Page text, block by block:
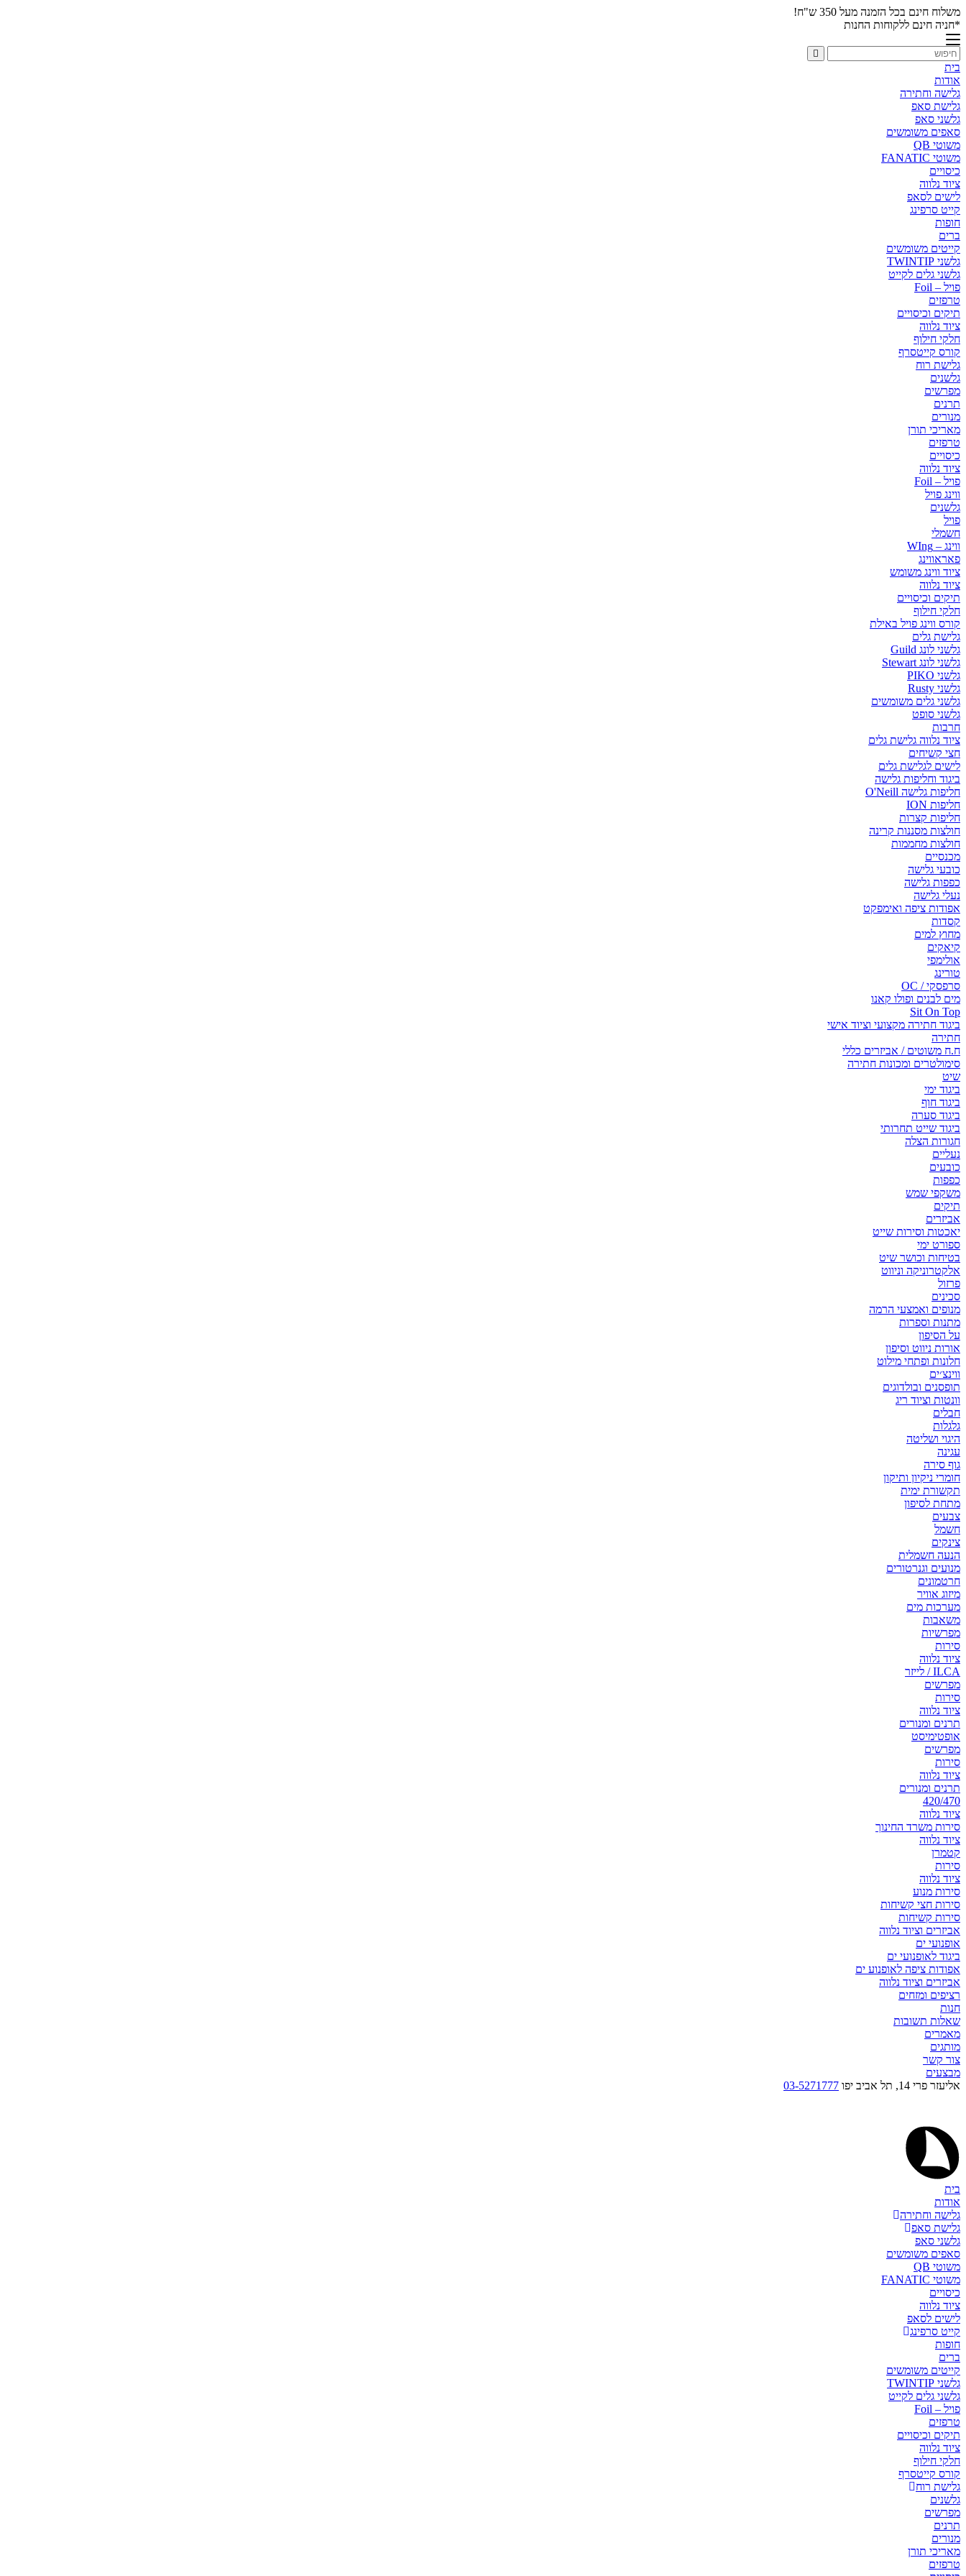
משלוח חינם בכל הזמנה מעל 350 ש"ח!
*חניה חינם ללקוחות החנות
בית
אודות
גלישה וחתירה
גלישת סאפ
גלשני סאפ
סאפים משומשים
משוטי QB
משוטי FANATIC
כיסויים
ציוד נלווה
לישים לסאפ
קייט סרפינג
חופות
ברים
קייטים משומשים
גלשני TWINTIP
גלשני גלים לקייט
פויל – Foil
טרפזים
תיקים וכיסויים
ציוד נלווה
חלקי חילוף
קורס קייטסרף
גלישת רוח
גלשנים
מפרשים
תרנים
מנורים
מאריכי תורן
טרפזים
כיסויים
ציוד נלווה
פויל – Foil
ווינג פויל
גלשנים
פויל
חשמלי
ווינג – WIng
פאראווינג
ציוד ווינג משומש
ציוד נלווה
תיקים וכיסויים
חלקי חילוף
קורס ווינג פויל באילת
גלישת גלים
גלשני לונג Guild
גלשני לונג Stewart
גלשני PIKO
גלשני Rusty
גלשני גלים משומשים
גלשני סופט
חרבות
ציוד נלווה גלישת גלים
חצי קשיחים
לישים לגלישת גלים
ביגוד וחליפות גלישה
חליפות גלישה O'Neill
חליפות ION
חליפות קצרות
חולצות מסננות קרינה
חולצות מחממות
מכנסיים
כובעי גלישה
כפפות גלישה
נעלי גלישה
אפודות ציפה ואימפקט
קסדות
מחוץ למים
קיאקים
אולימפי
טורינג
סרפסקי / OC
מים לבנים ופולו קאנו
Sit On Top
ביגוד חתירה מקצועי וציוד אישי
חתירה
ח.ח משוטים / אביזרים כללי
סימולטרים ומכונות חתירה
שיט
ביגוד ימי
ביגוד חוף
ביגוד סערה
ביגוד שייט תחרותי
חגורות הצלה
נעליים
כובעים
כפפות
משקפי שמש
תיקים
אביזרים
יאכטות וסירות שייט
ספורט ימי
בטיחות וכושר שיט
אלקטרוניקה וניווט
פרזול
סכינים
מנופים ואמצעי הרמה
מתנות וספרות
על הסיפון
אורות ניווט וסיפון
חלונות ופתחי מילוט
ווינצ׳ים
תופסנים ובולדוגים
וונטות וציוד ריג
חבלים
גלגלות
היגוי ושליטה
עגינה
גוף סירה
חומרי ניקיון ותיקון
תקשורת ימית
מתחת לסיפון
צבעים
חשמל
צינקים
הנעה חשמלית
מנועים וגנרטורים
חרטמונים
מיזוג אוויר
מערכות מים
משאבות
מפרשיות
סירות
ציוד נלווה
ILCA / לייזר
מפרשים
סירות
ציוד נלווה
תרנים ומנורים
אופטימיסט
מפרשים
סירות
ציוד נלווה
תרנים ומנורים
420/470
ציוד נלווה
סירות משרד החינוך
ציוד נלווה
קטמרן
סירות
ציוד נלווה
סירות מנוע
סירות חצי קשיחות
סירות קשיחות
אביזרים וציוד נלווה
אופנועי ים
ביגוד לאופנועי ים
אפודות ציפה לאופנוע ים
אביזרים וציוד נלווה
רציפים ומזחים
חנות
שאלות תשובות
מאמרים
מותגים
צור קשר
מבצעים
אליעזר פרי 14, תל אביב יפו
03-5271777
בית
אודות
גלישה וחתירה
גלישת סאפ
גלשני סאפ
סאפים משומשים
משוטי QB
משוטי FANATIC
כיסויים
ציוד נלווה
לישים לסאפ
קייט סרפינג
חופות
ברים
קייטים משומשים
גלשני TWINTIP
גלשני גלים לקייט
פויל – Foil
טרפזים
תיקים וכיסויים
ציוד נלווה
חלקי חילוף
קורס קייטסרף
גלישת רוח
גלשנים
מפרשים
תרנים
מנורים
מאריכי תורן
טרפזים